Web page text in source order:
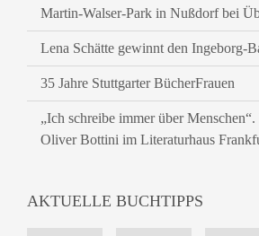
Martin-Walser-Park in Nußdorf bei
Lena Schätte gewinnt den Ingeborg-
35 Jahre Stuttgarter BücherFrauen
„Ich schreibe immer über
Oliver Bottini im Literaturhaus
AKTUELLE BUCHTIPPS